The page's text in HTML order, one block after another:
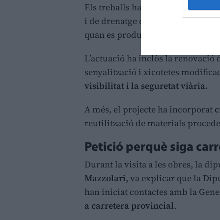
Els treballs han servit per
i de drenatge que patia la via,
quan es produïen acumulacions
L’actuació ha inclòs la
senyalització i xicotetes
visibilitat i la seguretat viària.
A més, el projecte ha incorporat
reutilització de materials
Petició perquè siga
Durant la visita a les obres, la
Mazzolari, va explicar que la
han iniciat contactes amb la
a carretera provincial.